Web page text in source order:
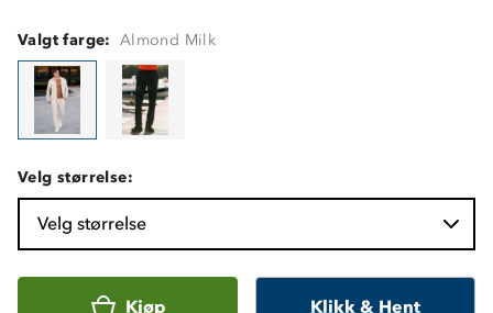
Valgt farge: Almond Milk
Velg størrelse:
Velg størrelse
Kjøp Klikk & Hent